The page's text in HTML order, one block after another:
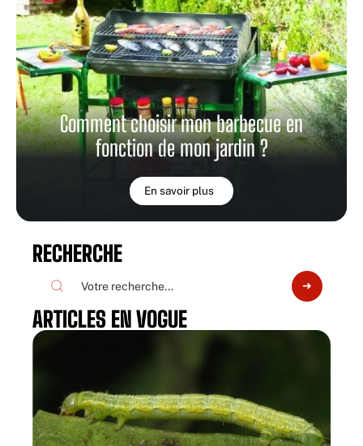
Comment choisir mon barbecue en
fonction de mon jardin ?
En savoir plus
RECHERCHE
ARTICLES EN VOGUE